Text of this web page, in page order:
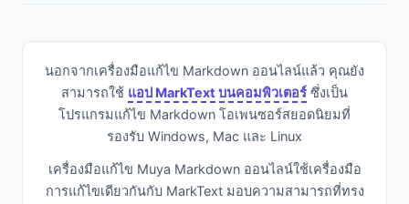
นอกจากเครื่องมือแก้ไข Markdown ออนไลน์แล้ว คุณยัง
สามารถใช้ แอป MarkText บนคอมพิวเตอร์ ซึ่งเป็น
โปรแกรมแก้ไข Markdown โอเพนซอร์สยอดนิยมที่
รองรับ Windows, Mac และ Linux
เครื่องมือแก้ไข Muya Markdown ออนไลน์ใช้เครื่องมือ
การแก้ไขเดียวกันกับ MarkText มอบความสามารถที่ทรง